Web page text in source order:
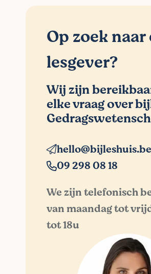
Op zoek naar
lesgever?
Wij zijn
elke vraag over
hello@bijleshuis.be
09 298 08 18
We zijn telefonisch
van maandag tot
tot 18u